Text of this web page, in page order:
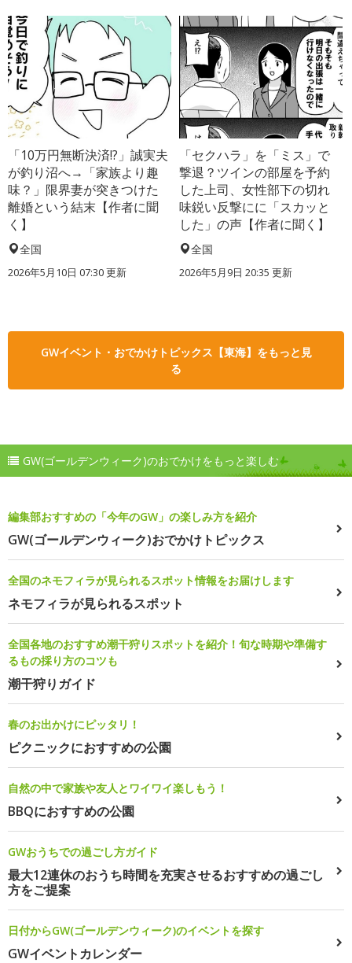
「10万円無断決済!?」誠実夫
が釣り沼へ→「家族より趣
味？」限界妻が突きつけた
離婚という結末【作者に聞
く】
全国
2026年5月10日 07:30 更新
「セクハラ」を「ミス」で
撃退？ツインの部屋を予約
した上司、女性部下の切れ
味鋭い反撃にに「スカッと
した」の声【作者に聞く】
全国
2026年5月9日 20:35 更新
GWイベント・おでかけトピックス【東海】をもっと見
る
GW(ゴールデンウィーク)のおでかけをもっと楽しむ
編集部おすすめの「今年のGW」の楽しみ方を紹介
GW(ゴールデンウィーク)おでかけトピックス
全国のネモフィラが見られるスポット情報をお届けします
ネモフィラが見られるスポット
全国各地のおすすめ潮干狩りスポットを紹介！旬な時期や準備す
るもの採り方のコツも
潮干狩りガイド
春のお出かけにピッタリ！
ピクニックにおすすめの公園
自然の中で家族や友人とワイワイ楽しもう！
BBQにおすすめの公園
GWおうちでの過ごし方ガイド
最大12連休のおうち時間を充実させるおすすめの過ごし
方をご提案
日付からGW(ゴールデンウィーク)のイベントを探す
GWイベントカレンダー